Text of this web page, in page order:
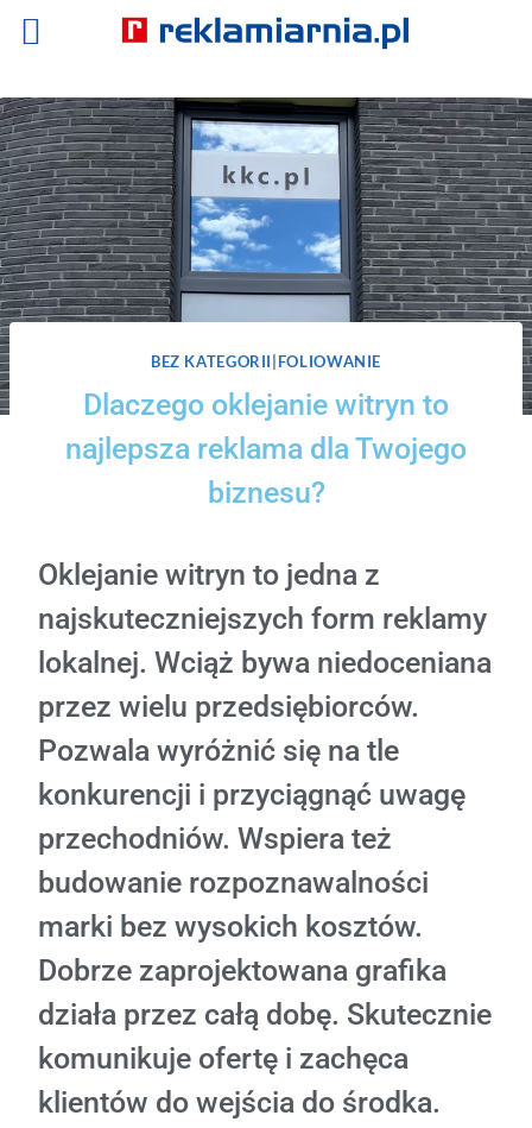
BEZ KATEGORII FOLIOWANIE
Dlaczego oklejanie witryn to
najlepsza reklama dla Twojego
biznesu?
Oklejanie witryn to jedna z
najskuteczniejszych form reklamy
lokalnej. Wciąż bywa niedoceniana
przez wielu przedsiębiorców.
Pozwala wyróżnić się na tle
konkurencji i przyciągnąć uwagę
przechodniów. Wspiera też
budowanie rozpoznawalności
marki bez wysokich kosztów.
Dobrze zaprojektowana grafika
działa przez całą dobę. Skutecznie
komunikuje ofertę i zachęca
klientów do wejścia do środka.